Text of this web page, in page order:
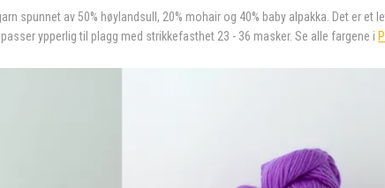
spunnet av 50% høylandsull, 20% mohair og 40% baby alpakka. Det er
ypperlig til plagg med strikkefasthet 23 - 36 masker. Se alle fargene i